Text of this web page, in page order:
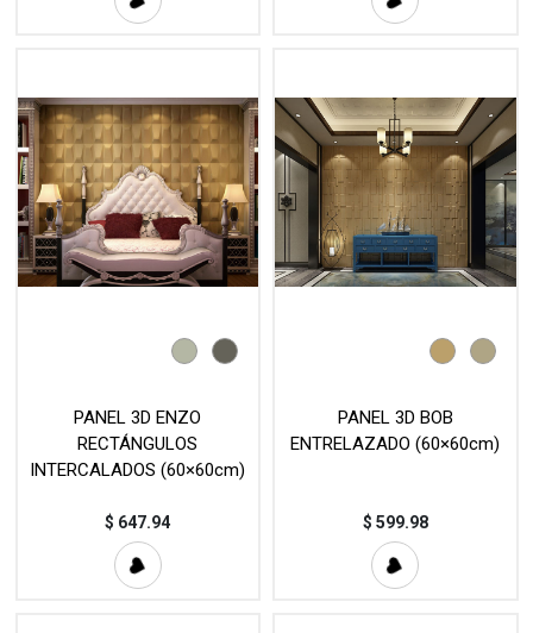
PANEL 3D ENZO
RECTÁNGULOS
INTERCALADOS (60×60cm)
$ 647.94
PANEL 3D BOB
ENTRELAZADO (60×60cm)
$ 599.98